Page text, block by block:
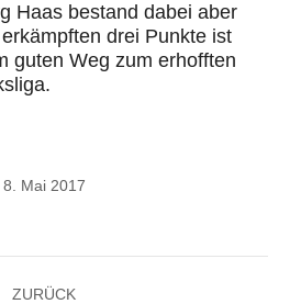
Haas bestand dabei aber
drei Punkte ist
guten Weg zum erhofften
8. Mai 2017
ZURÜCK